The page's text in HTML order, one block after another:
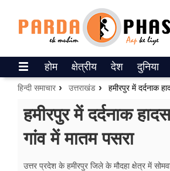
ePaper
वेब स्टोरीज
उत्तर प्रदेश
होम क्षेत्रीय देश दुनिया
हिन्दी समाचार उत्तराखंड हमीरपुर में दर्दनाक
हमीरपुर में दर्दनाक
गांव में मातम पसरा
उत्तर प्रदेश के हमीरपुर जिले के मौदहा क्षेत्र में